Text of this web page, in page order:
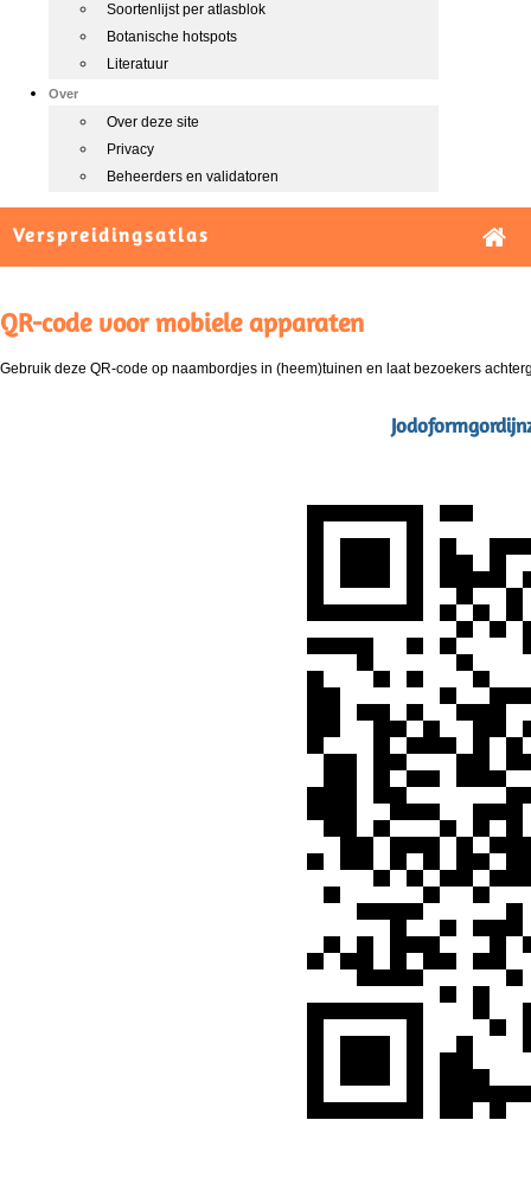
Soortenlijst per atlasblok
Botanische hotspots
Literatuur
Over
Over deze site
Privacy
Beheerders en validatoren
Verspreidingsatlas
QR-code voor mobiele apparaten
Gebruik deze QR-code op naambordjes in (heem)tuinen en laat bezoekers